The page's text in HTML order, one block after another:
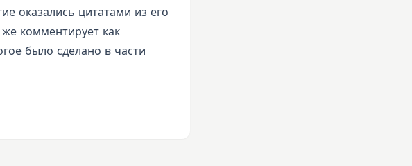
оказались цитатами из его
комментирует как
было сделано в части